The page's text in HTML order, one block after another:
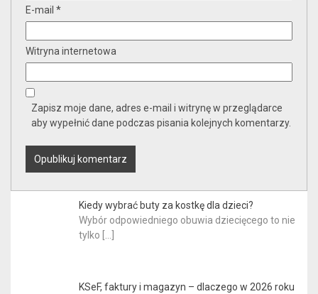
E-mail *
Witryna internetowa
Zapisz moje dane, adres e-mail i witrynę w przeglądarce
aby wypełnić dane podczas pisania kolejnych komentarzy.
Kiedy wybrać buty za kostkę dla dzieci?
Wybór odpowiedniego obuwia dziecięcego to nie
tylko
KSeF, faktury i magazyn – dlaczego w 2026 roku